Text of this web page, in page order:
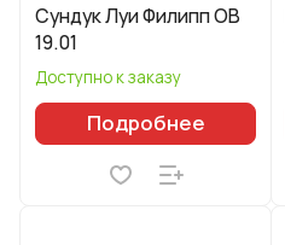
Сундук Луи Филипп ОВ
19.01
Доступно к заказу
Подробнее